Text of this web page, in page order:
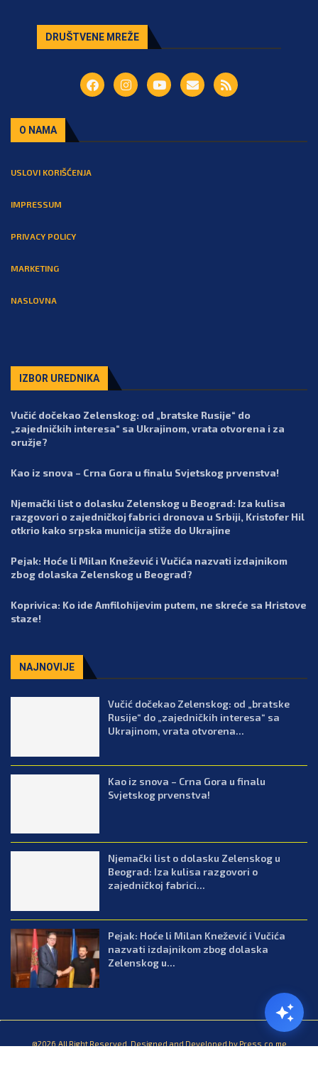
DRUŠTVENE MREŽE
O NAMA
USLOVI KORIŠĆENJA
IMPRESSUM
PRIVACY POLICY
MARKETING
NASLOVNA
IZBOR UREDNIKA
Vučić dočekao Zelenskog: od „bratske Rusije“ do
„zajedničkih interesa“ sa Ukrajinom, vrata otvorena i za
oružje?
Kao iz snova – Crna Gora u finalu Svjetskog prvenstva!
Njemački list o dolasku Zelenskog u Beograd: Iza kulisa
razgovori o zajedničkoj fabrici dronova u Srbiji, Kristofer Hil
otkrio kako srpska municija stiže do Ukrajine
Pejak: Hoće li Milan Knežević i Vučića nazvati izdajnikom
zbog dolaska Zelenskog u Beograd?
Koprivica: Ko ide Amfilohijevim putem, ne skreće sa Hristove
staze!
NAJNOVIJE
Vučić dočekao Zelenskog: od „bratske
Rusije“ do „zajedničkih interesa“ sa
Ukrajinom, vrata otvorena...
Kao iz snova – Crna Gora u finalu
Svjetskog prvenstva!
Njemački list o dolasku Zelenskog u
Beograd: Iza kulisa razgovori o
zajedničkoj fabrici...
Pejak: Hoće li Milan Knežević i Vučića
nazvati izdajnikom zbog dolaska
Zelenskog u...
@2026.All Right Reserved. Designed and Developed by Press.co.me